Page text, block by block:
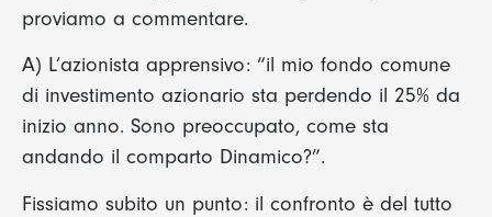
proviamo a commentare.
A) L’azionista apprensivo: “il mio fondo comune
di investimento azionario sta perdendo il 25% da
inizio anno. Sono preoccupato, come sta
andando il comparto Dinamico?”.
Fissiamo subito un punto: il confronto è del tutto